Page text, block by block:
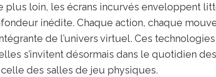
plus loin, les écrans incurvés enveloppent
inédite. Chaque action, chaque
de l’univers virtuel. Ces
s’invitent désormais dans le quotidien
des salles de jeu physiques.